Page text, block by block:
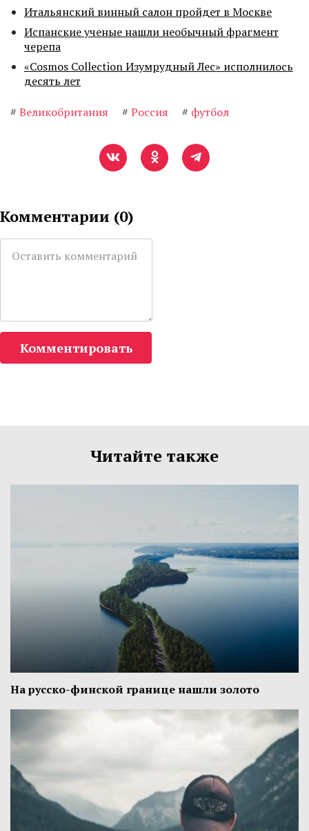
Итальянский винный салон пройдет в Москве
Испанские ученые нашли необычный фрагмент
черепа
«Cosmos Collection Изумрудный Лес» исполнилось
десять лет
# Великобритания # Россия # футбол
Комментарии (0)
Комментировать
Читайте также
На русско-финской границе нашли золото